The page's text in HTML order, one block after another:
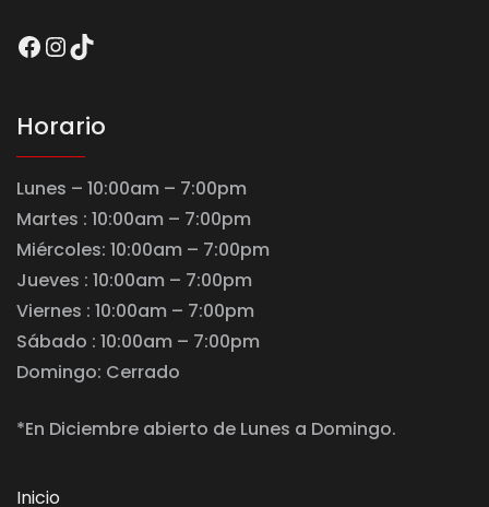
Facebook
Instagram
TikTok
Horario
Lunes – 10:00am – 7:00pm
Martes : 10:00am – 7:00pm
Miércoles: 10:00am – 7:00pm
Jueves : 10:00am – 7:00pm
Viernes : 10:00am – 7:00pm
Sábado : 10:00am – 7:00pm
Domingo: Cerrado
*En Diciembre abierto de Lunes a Domingo.
Inicio